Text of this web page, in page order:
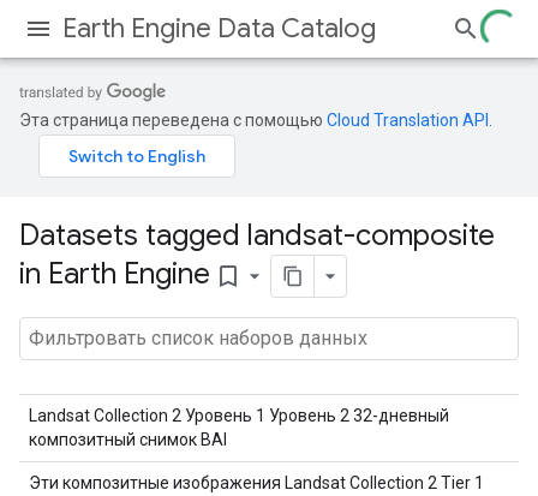
Earth Engine Data Catalog
Эта страница переведена с помощью Cloud Translation API
Datasets tagged landsat-composite
in Earth Engine bookmark_border
Landsat Collection 2 Уровень 1 Уровень 2 32-дневный
композитный снимок BAI
Эти композитные изображения Landsat Collection 2 Tier 1